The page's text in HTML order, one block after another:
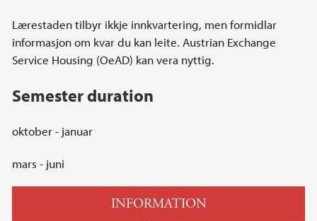
Lærestaden tilbyr ikkje innkvartering, men formidlar
informasjon om kvar du kan leite. Austrian Exchange
Service Housing (OeAD) kan vera nyttig.
Semester duration
oktober - januar
mars - juni
INFORMATION